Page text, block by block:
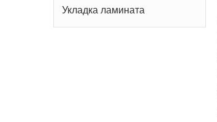
Укладка ламината